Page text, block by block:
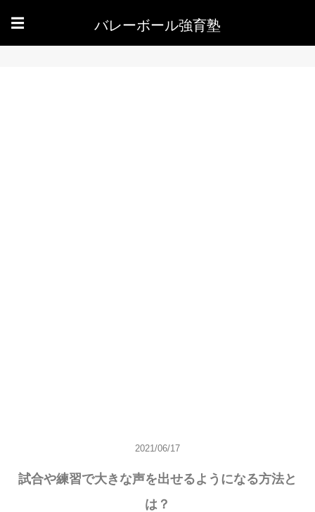
☰ バレーボール強育塾
2021/06/17
試合や練習で大きな声を出せるようになる方法と
は？